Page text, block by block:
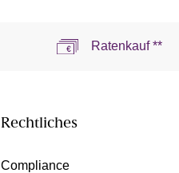
Ratenkauf **
Rechtliches
Compliance